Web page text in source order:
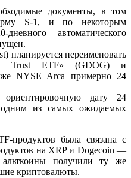
документы, в том
S-1, и по некоторым
автоматического
планируется переименовать
Trust ETF» (GDOG) и
NYSE Arca примерно 24
дату 24
из самых ожидаемых
продуктов была связана с
на XRP и Dogecoin —
получили ту же
криптовалюты.